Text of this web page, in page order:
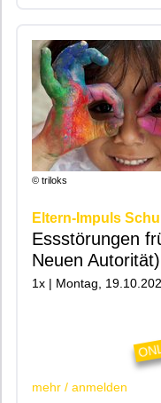
© triloks
Eltern-Impuls
Essstörungen
Neuen Autorität)
1x | Montag,
mehr / anmelden